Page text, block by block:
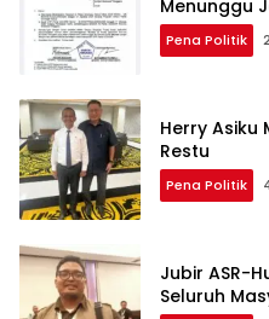
Menunggu
Pena Politik
Herry Asiku
Restu
Pena Politik
Jubir ASR-
Seluruh